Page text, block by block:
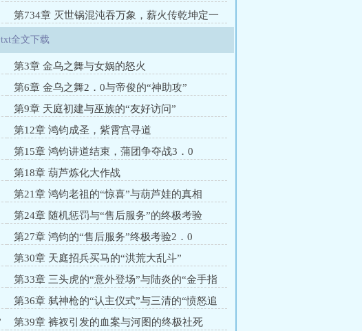
劫第734章 灭世锅混沌吞万象，薪火传乾坤定一
炉
全文下载
第3章 金乌之舞与女娲的怒火
第6章 金乌之舞2．0与帝俊的“神助攻”
第9章 天庭初建与巫族的“友好访问”
第12章 鸿钧成圣，紫霄宫寻道
第15章 鸿钧讲道结束，蒲团争夺战3．0
第18章 葫芦炼化大作战
第21章 鸿钧老祖的“惊喜”与葫芦娃的真相
第24章 随机惩罚与“售后服务”的终极考验
第27章 鸿钧的“售后服务”终极考验2．0
第30章 天庭招兵买马的“洪荒大乱斗”
第33章 三头虎的“意外登场”与陆炎的“金手指
失灵”
第36章 弑神枪的“认主仪式”与三清的“愤怒追
击”
第39章 裤衩引发的血案与河图的终极社死